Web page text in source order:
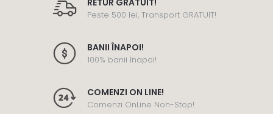
Peste 500 lei, Transport GRATUIT!
BANII ÎNAPOI!
100% banii înapoi!
COMENZI ON LINE!
Comenzi OnLine Non-Stop!